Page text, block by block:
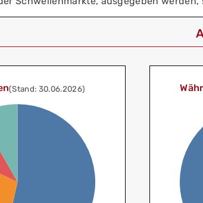
(Stand: 30.06.2026)